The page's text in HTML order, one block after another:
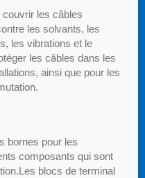
couvrir les câbles
les solvants, les
les vibrations et le
les câbles dans les
ainsi que pour les
bornes pour les
composants qui sont
blocs de terminal